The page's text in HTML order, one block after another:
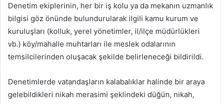
Denetim ekiplerinin, her bir iş kolu ya da mekanın uzmanlık
bilgisi göz önünde bulundurularak ilgili kamu kurum ve
kuruluşları (kolluk, yerel yönetimler, il/ilçe müdürlükleri
vb.) köy/mahalle muhtarları ile meslek odalarının
temsilcilerinden oluşacak şekilde belirleneceği bildirildi.
Denetimlerde vatandaşların kalabalıklar halinde bir araya
gelebildikleri nikah merasimi şeklindeki düğün, nikah,